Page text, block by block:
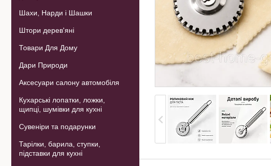
Шахи, Нарди і Шашки
Штори дерев'яні
Товари Для Дому
Дари Природи
Аксесуари салону автомобіля
Кухарські лопатки, ложки,
щипці, шумівки для кухні
Сувеніри та подарунки
Тарілки, барила, ступки,
підставки для кухні